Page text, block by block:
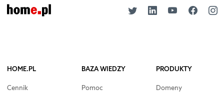
HOME.PL
Cennik
BAZA WIEDZY
Pomoc
PRODUKTY
Domeny